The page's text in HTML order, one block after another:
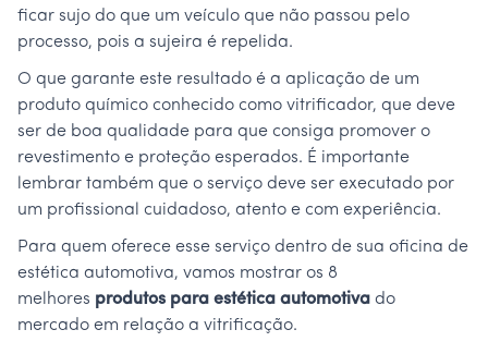
ficar sujo do que um veículo que não passou pelo
processo, pois a sujeira é repelida.
O que garante este resultado é a aplicação de um
produto químico conhecido como vitrificador, que deve
ser de boa qualidade para que consiga promover o
revestimento e proteção esperados. É importante
lembrar também que o serviço deve ser executado por
um profissional cuidadoso, atento e com experiência.
Para quem oferece esse serviço dentro de sua oficina de
estética automotiva, vamos mostrar os 8
melhores produtos para estética automotiva do
mercado em relação a vitrificação.